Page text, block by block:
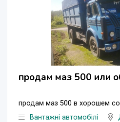
продам маз 500 или
продам маз 500 в хорошем
Вантажні автомобілі